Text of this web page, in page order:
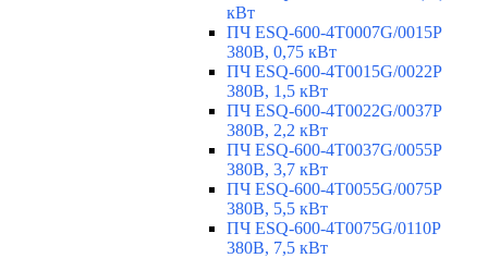
кВт
ПЧ ESQ-600-4T0007G/0015P
380В, 0,75 кВт
ПЧ ESQ-600-4T0015G/0022P
380В, 1,5 кВт
ПЧ ESQ-600-4T0022G/0037P
380В, 2,2 кВт
ПЧ ESQ-600-4T0037G/0055P
380В, 3,7 кВт
ПЧ ESQ-600-4T0055G/0075P
380В, 5,5 кВт
ПЧ ESQ-600-4T0075G/0110P
380В, 7,5 кВт